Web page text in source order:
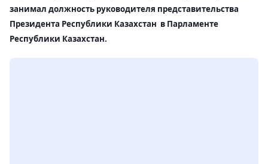
занимал должность руководителя представительства
Президента Республики Казахстан в Парламенте
Республики Казахстан.